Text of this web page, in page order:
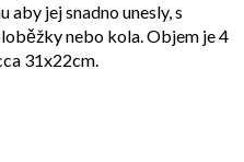
aby jej snadno unesly, s
nebo kola. Objem je 4
31x22cm.